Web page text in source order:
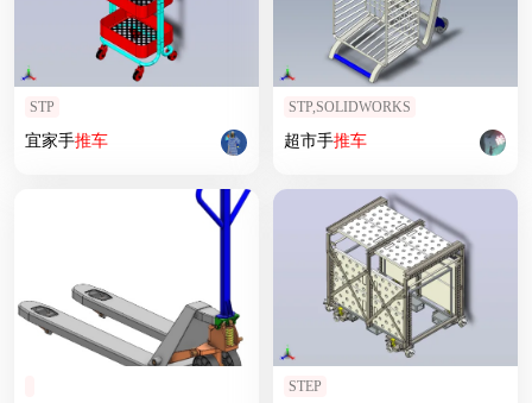
STP
宜家手推车
STP,SOLIDWORKS
超市手推车
STEP